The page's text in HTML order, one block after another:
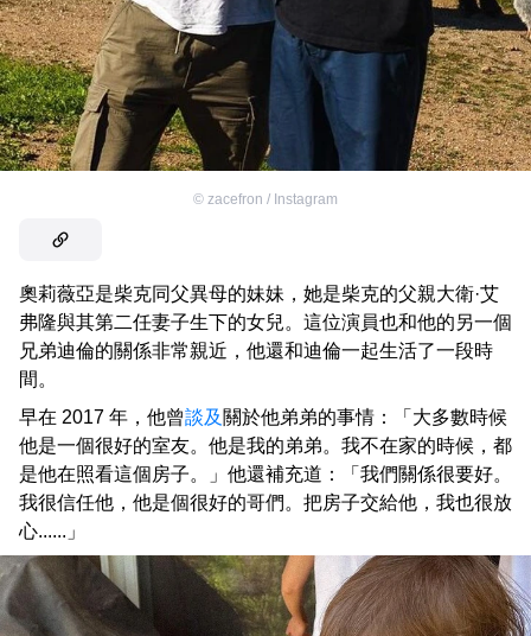
© zacefron / Instagram
奧莉薇亞是柴克同父異母的妹妹，她是柴克的父親大衛·艾
弗隆與其第二任妻子生下的女兒。這位演員也和他的另一個
兄弟迪倫的關係非常親近，他還和迪倫一起生活了一段時
間。
早在 2017 年，他曾談及 關於他弟弟的事情：「大多數時候
他是一個很好的室友。他是我的弟弟。我不在家的時候，都
是他在照看這個房子。」他還補充道：「我們關係很要好。
我很信任他，他是個很好的哥們。把房子交給他，我也很放
心......」